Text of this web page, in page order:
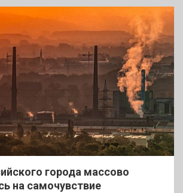
города массово
на самочувствие